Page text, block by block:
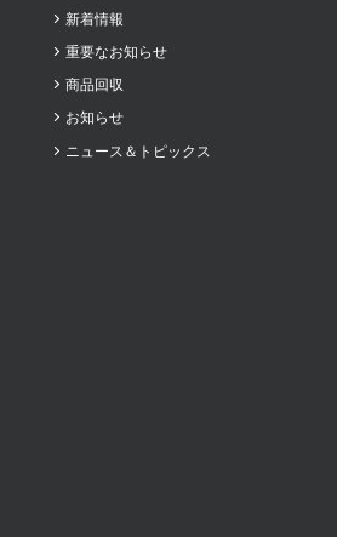
2023年7月
2023年6月
新着情報
重要なお知らせ
商品回収
お知らせ
ニュース＆トピックス